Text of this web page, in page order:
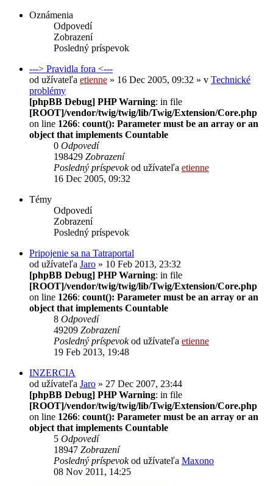
Oznámenia
Odpovedí
Zobrazení
Posledný príspevok
---> Pravidla fora <---
od užívateľa etienne » 16 Dec 2005, 09:32 » v Technické
problémy
[phpBB Debug] PHP Warning: in file
[ROOT]/vendor/twig/twig/lib/Twig/Extension/Core.php
on line 1266: count(): Parameter must be an array or an
object that implements Countable
0 Odpovedí
198429 Zobrazení
Posledný príspevokod užívateľa etienne
16 Dec 2005, 09:32
Témy
Odpovedí
Zobrazení
Posledný príspevok
Pripojenie sa na Tatraportal
od užívateľa Jaro » 10 Feb 2013, 23:32
[phpBB Debug] PHP Warning: in file
[ROOT]/vendor/twig/twig/lib/Twig/Extension/Core.php
on line 1266: count(): Parameter must be an array or an
object that implements Countable
8 Odpovedí
49209 Zobrazení
Posledný príspevokod užívateľa etienne
19 Feb 2013, 19:48
INZERCIA
od užívateľa Jaro » 27 Dec 2007, 23:44
[phpBB Debug] PHP Warning: in file
[ROOT]/vendor/twig/twig/lib/Twig/Extension/Core.php
on line 1266: count(): Parameter must be an array or an
object that implements Countable
5 Odpovedí
18947 Zobrazení
Posledný príspevokod užívateľa Maxono
08 Nov 2011, 14:25